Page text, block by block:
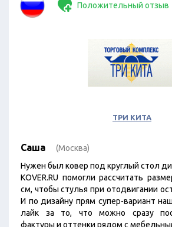
Положительный отзыв
ТРИ КИТА
Саша (Москва)
Нужен был ковер под круглый стол
KOVER.RU помогли рассчитать
см, чтобы стулья при отодвигании
И по дизайну прям супер-вариант
лайк за то, что можно сразу
фактуры и оттенки рядом с